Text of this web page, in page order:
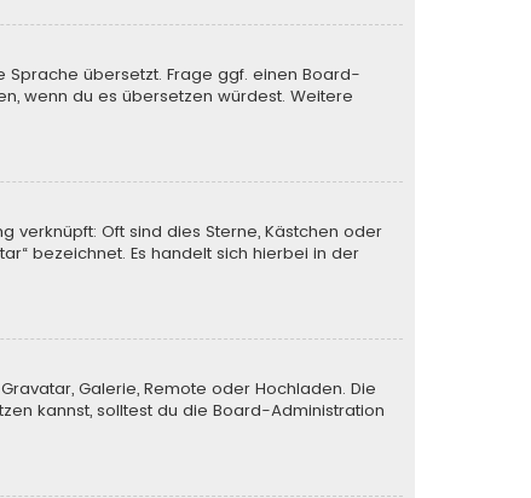
übersetzt. Frage ggf. einen Board-
wenn du es übersetzen würdest. Weitere
verknüpft: Oft sind dies Sterne, Kästchen oder
bezeichnet. Es handelt sich hierbei in der
Galerie, Remote oder Hochladen. Die
kannst, solltest du die Board-Administration